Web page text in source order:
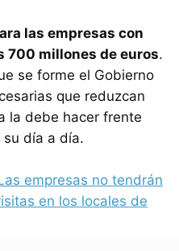
las empresas con
700 millones de euros.
se forme el Gobierno
que reduzcan
la debe hacer frente
su día a día.
empresas no tendrán
en los locales de